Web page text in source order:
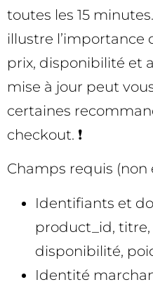
toutes les 15
illustre l’importance
prix, disponibilité et
mise à jour peut
certaines
checkout. ❗
Champs requis (non
Identifiants et
product_id,
disponibilité,
Identité